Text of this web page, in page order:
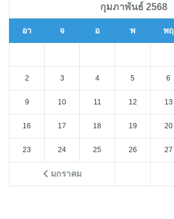
กุมภาพันธ์ 2568
อา จ อ พ พฤ
มกราคม
2 3 4 5 6
9 10 11 12 13
16 17 18 19 20
23 24 25 26 27